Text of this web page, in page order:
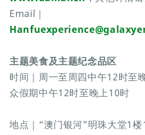
Email｜
主题美食及主题纪念品区
时间｜周一至周四中午12时至
众假期中午12时至晚上10时
地点｜“澳门银河”明珠大堂1楼